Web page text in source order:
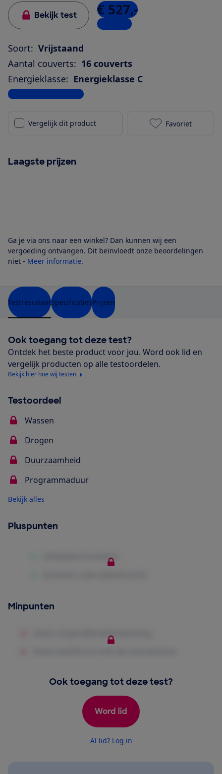
Bekijk test € 527,-
2 winkels
Soort: Vrijstaand
Aantal couverts: 16 couverts
Energieklasse: Energieklasse C
Bekijk alle specificaties
Vergelijk dit product Beko
Favoriet
Laagste prijzen
Ga je via ons naar een winkel? Dan kunnen wij een
vergoeding ontvangen. Dit beïnvloedt onze beoordelingen
niet - Meer informatie.
TestresultaatSpecificatiesPrijzen
Ook toegang tot deze test?
Ontdek het beste product voor jou. Word ook lid en
vergelijk producten op alle testoordelen.
Bekijk hier hoe wij testen
Testoordeel
Wassen
Drogen
Duurzaamheid
Programmaduur
Bekijk alles
Pluspunten
Minpunten
Ook toegang tot deze test?
Word lid
Al lid? Log in